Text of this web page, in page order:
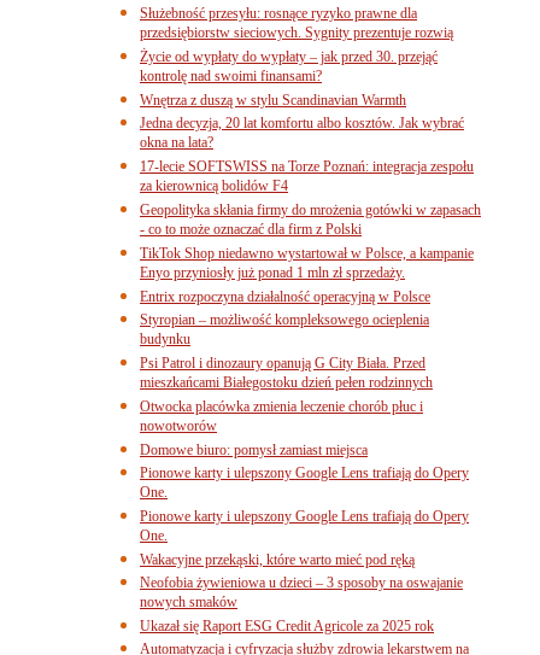
Służebność przesyłu: rosnące ryzyko prawne dla
przedsiębiorstw sieciowych. Sygnity prezentuje rozwią
Życie od wypłaty do wypłaty – jak przed 30. przejąć
kontrolę nad swoimi finansami?
Wnętrza z duszą w stylu Scandinavian Warmth
Jedna decyzja, 20 lat komfortu albo kosztów. Jak wybrać
okna na lata?
17-lecie SOFTSWISS na Torze Poznań: integracja zespołu
za kierownicą bolidów F4
Geopolityka skłania firmy do mrożenia gotówki w zapasach
- co to może oznaczać dla firm z Polski
TikTok Shop niedawno wystartował w Polsce, a kampanie
Enyo przyniosły już ponad 1 mln zł sprzedaży.
Entrix rozpoczyna działalność operacyjną w Polsce
Styropian – możliwość kompleksowego ocieplenia
budynku
Psi Patrol i dinozaury opanują G City Biała. Przed
mieszkańcami Białegostoku dzień pełen rodzinnych
Otwocka placówka zmienia leczenie chorób płuc i
nowotworów
Domowe biuro: pomysł zamiast miejsca
Pionowe karty i ulepszony Google Lens trafiają do Opery
One.
Pionowe karty i ulepszony Google Lens trafiają do Opery
One.
Wakacyjne przekąski, które warto mieć pod ręką
Neofobia żywieniowa u dzieci – 3 sposoby na oswajanie
nowych smaków
Ukazał się Raport ESG Credit Agricole za 2025 rok
Automatyzacja i cyfryzacja służby zdrowia lekarstwem na